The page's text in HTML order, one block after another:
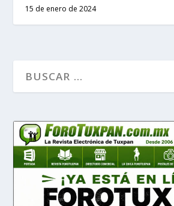
15 de enero de 2024